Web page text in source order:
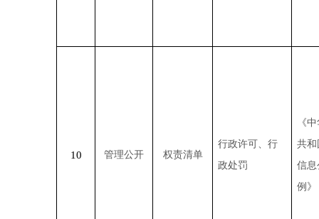
10 管理公开 权责清单
行政许可、行
政处罚
《
共和
信息
例》